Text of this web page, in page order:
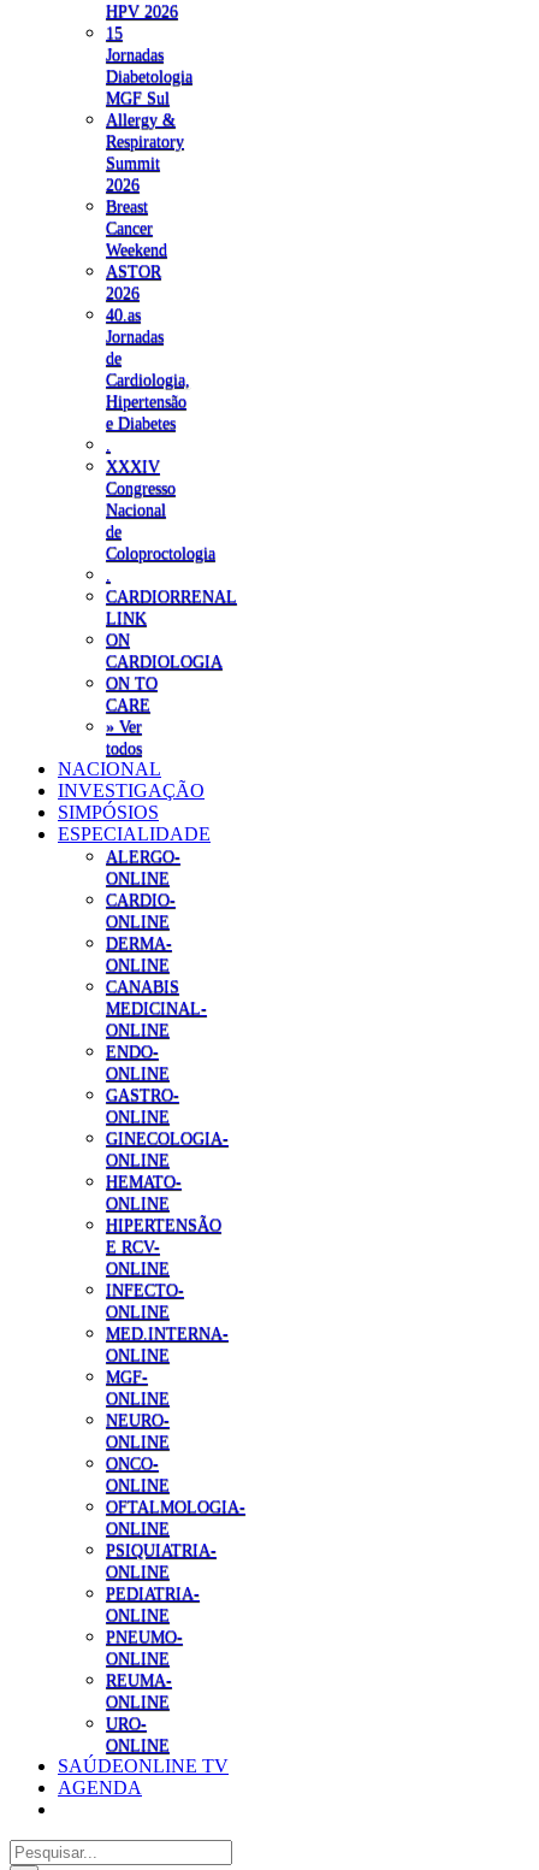
HPV 2026
15
Jornadas
Diabetologia
MGF Sul
Allergy &
Respiratory
Summit
2026
Breast
Cancer
Weekend
ASTOR
2026
40.as
Jornadas
de
Cardiologia,
Hipertensão
e Diabetes
XXXIV
Congresso
Nacional
de
Coloproctologia
CARDIORRENAL
LINK
ON
CARDIOLOGIA
ON TO
CARE
» Ver
todos
NACIONAL
INVESTIGAÇÃO
SIMPÓSIOS
ESPECIALIDADE
ALERGO-
ONLINE
CARDIO-
ONLINE
DERMA-
ONLINE
CANABIS
MEDICINAL-
ONLINE
ENDO-
ONLINE
GASTRO-
ONLINE
GINECOLOGIA-
ONLINE
HEMATO-
ONLINE
HIPERTENSÃO
E RCV-
ONLINE
INFECTO-
ONLINE
MED.INTERNA-
ONLINE
MGF-
ONLINE
NEURO-
ONLINE
ONCO-
ONLINE
OFTALMOLOGIA-
ONLINE
PSIQUIATRIA-
ONLINE
PEDIATRIA-
ONLINE
PNEUMO-
ONLINE
REUMA-
ONLINE
URO-
ONLINE
SAÚDEONLINE TV
AGENDA
Pesquisar